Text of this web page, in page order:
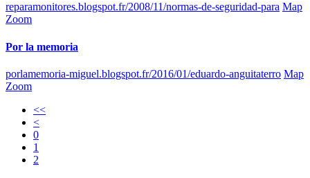
reparamonitores.blogspot.fr/2008/11/normas-de-seguridad-para Map
Zoom
Por la memoria
porlamemoria-miguel.blogspot.fr/2016/01/eduardo-anguitaterro Map
Zoom
<<
<
0
1
2